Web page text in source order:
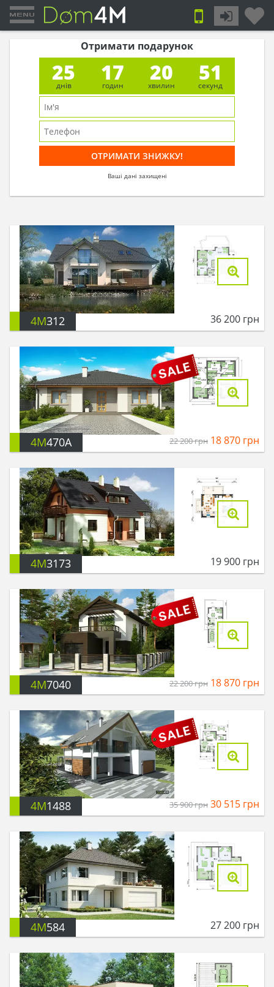
Отримати подарунок
25
днів
17
годин
20
хвилин
51
секунд
Ваші дані захищені
4M312 36 200 грн
4M470A 22 200грн 18 870 грн
4M3173 19 900 грн
4M7040 22 200грн 18 870 грн
4M1488 35 900грн 30 515 грн
4M584 27 200 грн